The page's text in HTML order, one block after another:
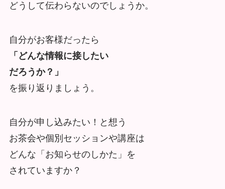
どうして伝わらないのでしょうか。
自分がお客様だったら
「どんな情報に接したい
だろうか？」
を振り返りましょう。
自分が申し込みたい！と想う
お茶会や個別セッションや講座は
どんな「お知らせのしかた」を
されていますか？